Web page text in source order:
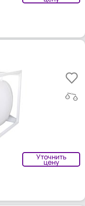
Уточнить
цену